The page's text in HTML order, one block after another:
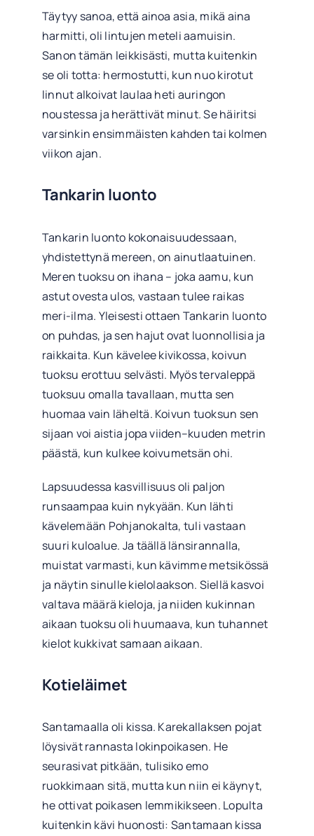
Täytyy sanoa, että ainoa asia, mikä aina
harmitti, oli lintujen meteli aamuisin.
Sanon tämän leikkisästi, mutta kuitenkin
se oli totta: hermostutti, kun nuo kirotut
linnut alkoivat laulaa heti auringon
noustessa ja herättivät minut. Se häiritsi
varsinkin ensimmäisten kahden tai kolmen
viikon ajan.
Tankarin luonto
Tankarin luonto kokonaisuudessaan,
yhdistettynä mereen, on ainutlaatuinen.
Meren tuoksu on ihana – joka aamu, kun
astut ovesta ulos, vastaan tulee raikas
meri-ilma. Yleisesti ottaen Tankarin luonto
on puhdas, ja sen hajut ovat luonnollisia ja
raikkaita. Kun kävelee kivikossa, koivun
tuoksu erottuu selvästi. Myös tervaleppä
tuoksuu omalla tavallaan, mutta sen
huomaa vain läheltä. Koivun tuoksun sen
sijaan voi aistia jopa viiden–kuuden metrin
päästä, kun kulkee koivumetsän ohi.
Lapsuudessa kasvillisuus oli paljon
runsaampaa kuin nykyään. Kun lähti
kävelemään Pohjanokalta, tuli vastaan
suuri kuloalue. Ja täällä länsirannalla,
muistat varmasti, kun kävimme metsikössä
ja näytin sinulle kielolaakson. Siellä kasvoi
valtava määrä kieloja, ja niiden kukinnan
aikaan tuoksu oli huumaava, kun tuhannet
kielot kukkivat samaan aikaan.
Kotieläimet
Santamaalla oli kissa. Karekallaksen pojat
löysivät rannasta lokinpoikasen. He
seurasivat pitkään, tulisiko emo
ruokkimaan sitä, mutta kun niin ei käynyt,
he ottivat poikasen lemmikikseen. Lopulta
kuitenkin kävi huonosti: Santamaan kissa